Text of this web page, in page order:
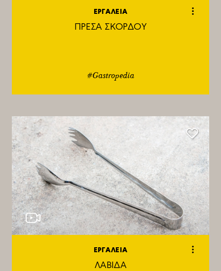
ΕΡΓΑΛΕΙΑ
ΠΡΕΣΑ ΣΚΟΡΔΟΥ
#Gastropedia
ΕΡΓΑΛΕΙΑ
ΛΑΒΙΔΑ